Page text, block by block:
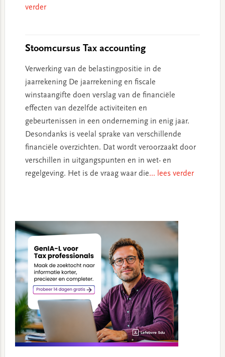
verder
Stoomcursus Tax accounting
Verwerking van de belastingpositie in de
jaarrekening De jaarrekening en fiscale
winstaangifte doen verslag van de financiële
effecten van dezelfde activiteiten en
gebeurtenissen in een onderneming in enig jaar.
Desondanks is veelal sprake van verschillende
financiële overzichten. Dat wordt veroorzaakt door
verschillen in uitgangspunten en in wet- en
regelgeving. Het is de vraag waar die... lees verder
Sidebar